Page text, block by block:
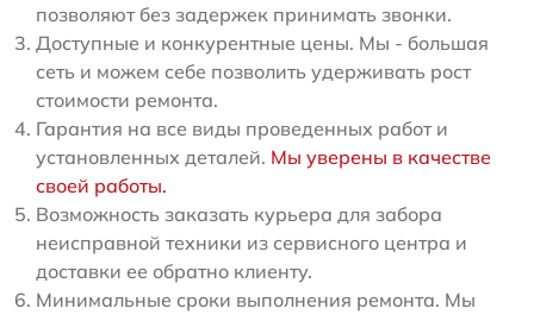
позволяют без задержек принимать звонки.
Доступные и конкурентные цены. Мы - большая
сеть и можем себе позволить удерживать рост
стоимости ремонта.
Гарантия на все виды проведенных работ и
установленных деталей. Мы уверены в качестве
своей работы.
Возможность заказать курьера для забора
неисправной техники из сервисного центра и
доставки ее обратно клиенту.
Минимальные сроки выполнения ремонта. Мы